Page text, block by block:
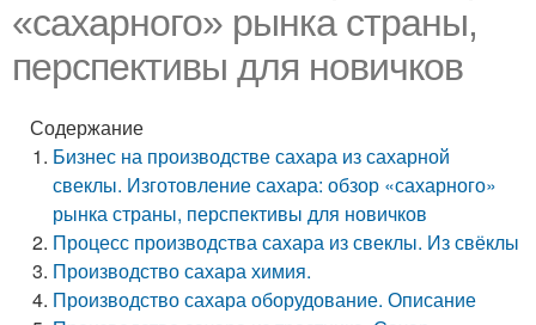
«сахарного» рынка страны,
перспективы для новичков
Содержание
Бизнес на производстве сахара из сахарной
свеклы. Изготовление сахара: обзор «сахарного»
рынка страны, перспективы для новичков
Процесс производства сахара из свеклы. Из свёклы
Производство сахара химия.
Производство сахара оборудование. Описание